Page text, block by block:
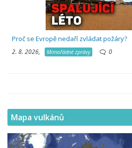
Proč se Evropě nedaří zvládat požáry?
2. 8. 2026, Mimořádné zprávy 0
Mapa vulkánů